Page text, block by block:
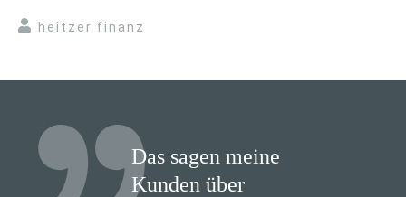
heitzer finanz
Das sagen meine
Kunden über